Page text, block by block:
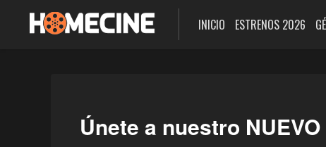
INICIO ESTRENOS 2026
Únete a nuestro